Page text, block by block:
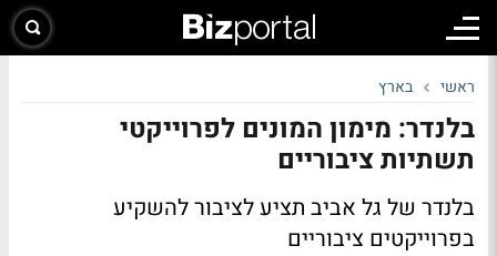
ראשי בארץ
בלנדר: מימון המונים לפרוייקטי
תשתיות ציבוריים
בלנדר של גל אביב תציע לציבור להשקיע
בפרוייקטים ציבוריים